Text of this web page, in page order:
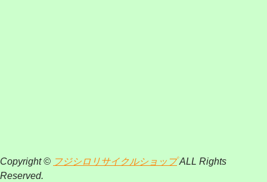
Copyright © フジシロリサイクルショップALL Rights
Reserved.